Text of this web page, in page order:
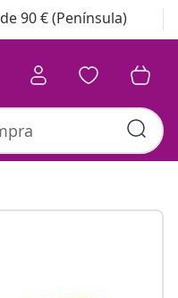
90 € (Península)